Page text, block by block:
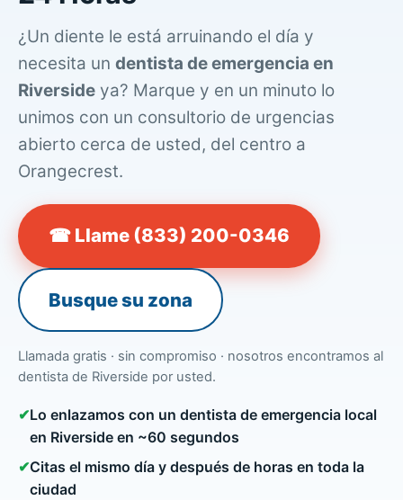
¿Un diente le está arruinando el día y
necesita un dentista de emergencia en
Riverside ya? Marque y en un minuto lo
unimos con un consultorio de urgencias
abierto cerca de usted, del centro a
Orangecrest.
☎ Llame (833) 200-0346
Busque su zona
Llamada gratis · sin compromiso · nosotros encontramos al
dentista de Riverside por usted.
✔Lo enlazamos con un dentista de emergencia local
en Riverside en ~60 segundos
✔Citas el mismo día y después de horas en toda la
ciudad